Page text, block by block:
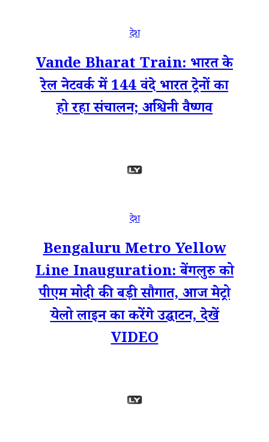
देश
Vande Bharat Train: भारत के
रेल नेटवर्क में 144 वंदे भारत ट्रेनों का
हो रहा संचालन; अश्विनी वैष्णव
देश
Bengaluru Metro Yellow
Line Inauguration: बेंगलुरु को
पीएम मोदी की बड़ी सौगात, आज मेट्रो
येलो लाइन का करेंगे उद्घाटन, देखें
VIDEO